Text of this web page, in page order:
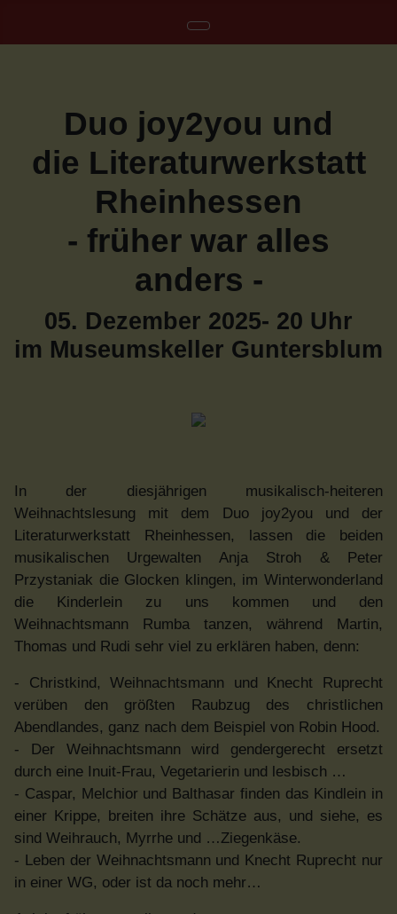
Duo joy2you und
die Literaturwerkstatt
Rheinhessen
- früher war alles
anders -
05. Dezember 2025- 20 Uhr
im Museumskeller Guntersblum
In der diesjährigen musikalisch-heiteren
Weihnachtslesung mit dem Duo joy2you und der
Literaturwerkstatt Rheinhessen, lassen die beiden
musikalischen Urgewalten Anja Stroh & Peter
Przystaniak die Glocken klingen, im Winterwonderland
die Kinderlein zu uns kommen und den
Weihnachtsmann Rumba tanzen, während Martin,
Thomas und Rudi sehr viel zu erklären haben, denn:
- Christkind, Weihnachtsmann und Knecht Ruprecht
verüben den größten Raubzug des christlichen
Abendlandes, ganz nach dem Beispiel von Robin Hood.
- Der Weihnachtsmann wird gendergerecht ersetzt
durch eine Inuit-Frau, Vegetarierin und lesbisch …
- Caspar, Melchior und Balthasar finden das Kindlein in
einer Krippe, breiten ihre Schätze aus, und siehe, es
sind Weihrauch, Myrrhe und …Ziegenkäse.
- Leben der Weihnachtsmann und Knecht Ruprecht nur
in einer WG, oder ist da noch mehr…